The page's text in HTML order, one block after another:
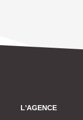
L'AGENCE